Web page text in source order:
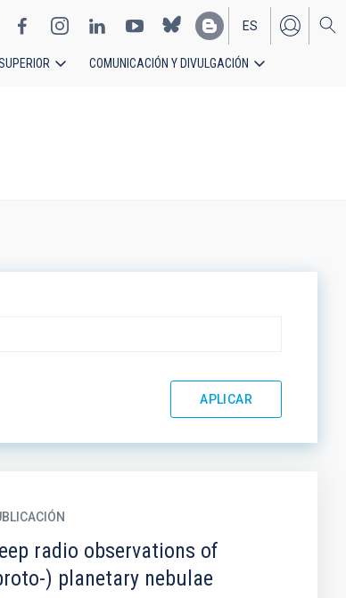
EN
ES
COMUNICACIÓN Y DIVULGACIÓN
radio observations of
) planetary nebulae